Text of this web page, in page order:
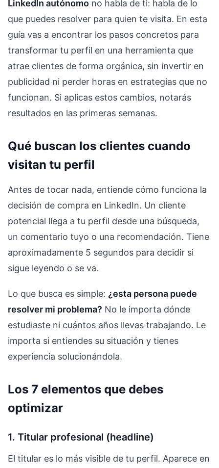
LinkedIn autónomo no habla de ti: habla de lo
que puedes resolver para quien te visita. En esta
guía vas a encontrar los pasos concretos para
transformar tu perfil en una herramienta que
atrae clientes de forma orgánica, sin invertir en
publicidad ni perder horas en estrategias que no
funcionan. Si aplicas estos cambios, notarás
resultados en las primeras semanas.
Qué buscan los clientes cuando
visitan tu perfil
Antes de tocar nada, entiende cómo funciona la
decisión de compra en LinkedIn. Un cliente
potencial llega a tu perfil desde una búsqueda,
un comentario tuyo o una recomendación. Tiene
aproximadamente 5 segundos para decidir si
sigue leyendo o se va.
Lo que busca es simple: ¿esta persona puede
resolver mi problema? No le importa dónde
estudiaste ni cuántos años llevas trabajando. Le
importa si entiendes su situación y tienes
experiencia solucionándola.
Los 7 elementos que debes
optimizar
1. Titular profesional (headline)
El titular es lo más visible de tu perfil. Aparece en